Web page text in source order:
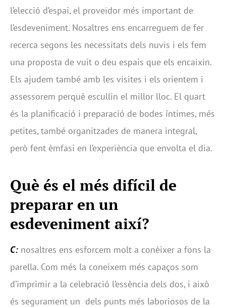
l’elecció d’espai, el proveïdor més important de
l’esdeveniment. Nosaltres ens encarreguem de fer
recerca segons les necessitats dels nuvis i els fem
una proposta de vuit o deu espais que els encaixin.
Els ajudem també amb les visites i els orientem i
assessorem perquè escullin el millor lloc. El quart
és la planificació i preparació de bodes íntimes, més
petites, també organitzades de manera integral,
però fent èmfasi en l’experiència que envolta el dia.
Què és el més difícil de
preparar en un
esdeveniment així?
C: nosaltres ens esforcem molt a conèixer a fons la
parella. Com més la coneixem més capaços som
d’imprimir a la celebració l’essència dels dos, i això
és segurament un dels punts més laboriosos de la